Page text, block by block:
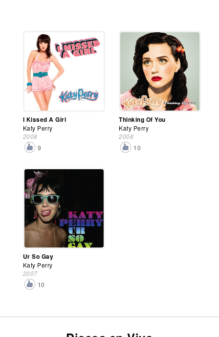
I Kissed A Girl
Katy Perry
2008
9
Thinking Of You
Katy Perry
2008
10
Ur So Gay
Katy Perry
2007
10